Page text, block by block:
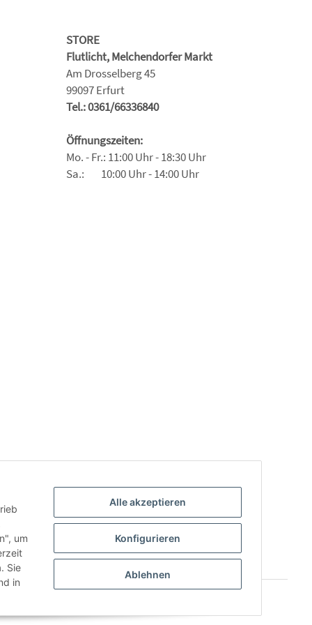
STORE
Flutlicht, Melchendorfer Markt
Am Drosselberg 45
99097 Erfurt
Tel.: 0361/66336840
Öffnungszeiten:
Mo. - Fr.: 11:00 Uhr - 18:30 Uhr
Sa.: 10:00 Uhr - 14:00 Uhr
um
Sie
in
Alle akzeptieren
Konfigurieren
Ablehnen